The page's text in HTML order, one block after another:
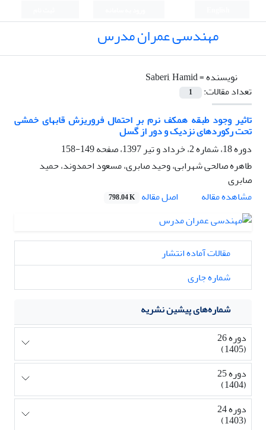
مهندسی عمران مدرس
نویسنده =Saberi, Hamid
تعداد مقالات:
1
تاثیر وجود طبقه همکف نرم بر احتمال فروریزش قابهای خمشی
تحت رکوردهای نزدیک و دور از گسل
دوره 18، شماره 2، خرداد و تیر 1397، صفحه
149-158
طاهره صالحی شهرابی، وحید صابری، مسعود احمدوند، حمید
صابری
مشاهده مقاله
اصل مقاله 798.04 K
مقالات آماده انتشار
شماره جاری
شماره‌های پیشین نشریه
دوره 26
(1405)
دوره 25
(1404)
دوره 24
(1403)